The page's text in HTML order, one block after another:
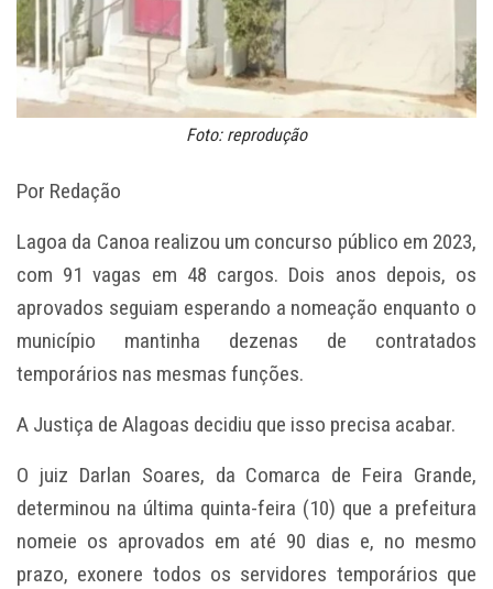
Foto: reprodução
Por Redação
Lagoa da Canoa realizou um concurso público em 2023,
com 91 vagas em 48 cargos. Dois anos depois, os
aprovados seguiam esperando a nomeação enquanto o
município mantinha dezenas de contratados
temporários nas mesmas funções.
A Justiça de Alagoas decidiu que isso precisa acabar.
O juiz Darlan Soares, da Comarca de Feira Grande,
determinou na última quinta-feira (10) que a prefeitura
nomeie os aprovados em até 90 dias e, no mesmo
prazo, exonere todos os servidores temporários que